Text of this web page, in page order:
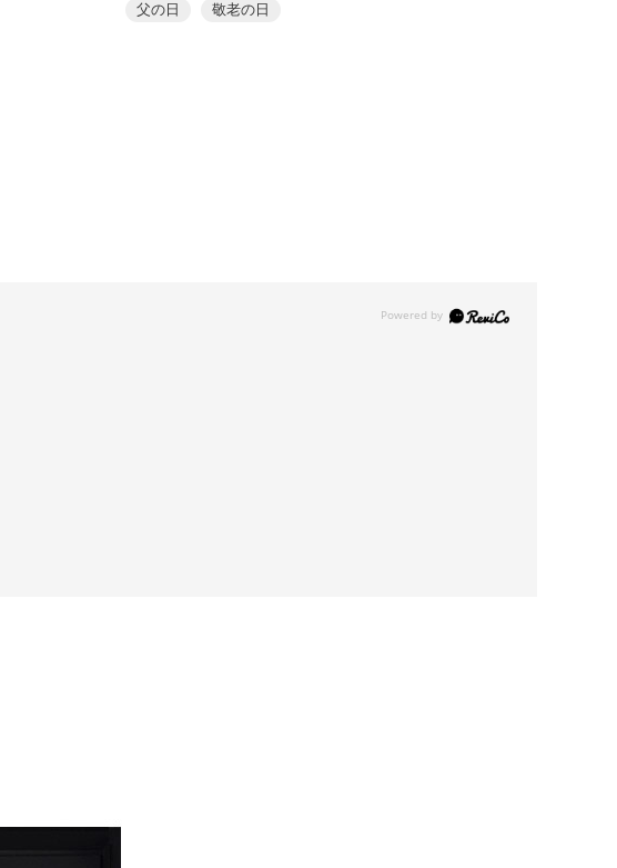
父の日
敬老の日